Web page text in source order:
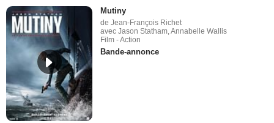
Mutiny
de Jean-François Richet
avec Jason Statham, Annabelle Wallis
Film - Action
Bande-annonce